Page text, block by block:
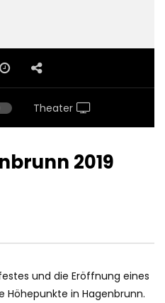
Theater
2019
und die Eröffnung eines
Höhepunkte in Hagenbrunn.